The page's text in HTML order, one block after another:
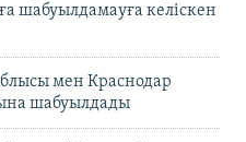
шабуылдамауға келіскен
мен Краснодар
шабуылдады